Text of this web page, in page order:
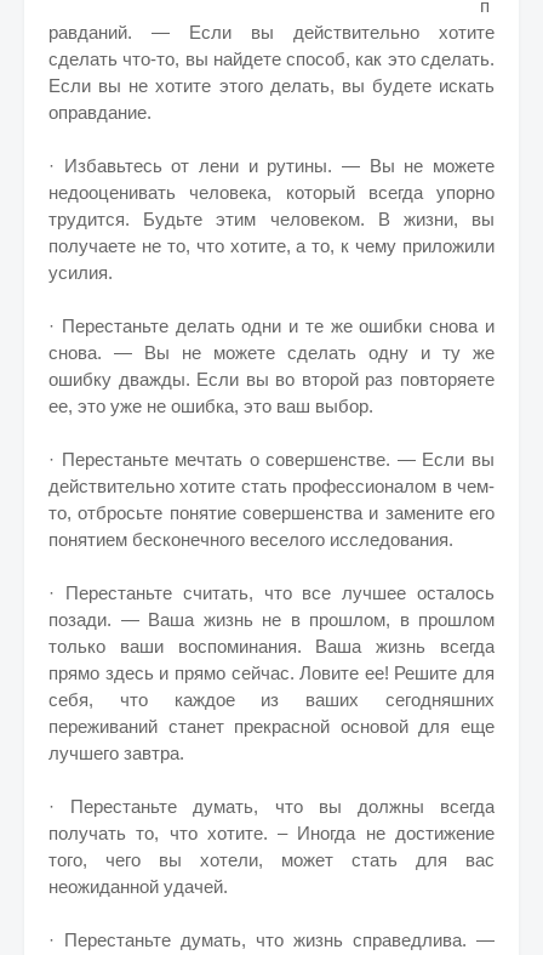
п
равданий. — Если вы действительно хотите
сделать что-то, вы найдете способ, как это сделать.
Если вы не хотите этого делать, вы будете искать
оправдание.
· Избавьтесь от лени и рутины. — Вы не можете
недооценивать человека, который всегда упорно
трудится. Будьте этим человеком. В жизни, вы
получаете не то, что хотите, а то, к чему приложили
усилия.
· Перестаньте делать одни и те же ошибки снова и
снова. — Вы не можете сделать одну и ту же
ошибку дважды. Если вы во второй раз повторяете
ее, это уже не ошибка, это ваш выбор.
· Перестаньте мечтать о совершенстве. — Если вы
действительно хотите стать профессионалом в чем-
то, отбросьте понятие совершенства и замените его
понятием бесконечного веселого исследования.
· Перестаньте считать, что все лучшее осталось
позади. — Ваша жизнь не в прошлом, в прошлом
только ваши воспоминания. Ваша жизнь всегда
прямо здесь и прямо сейчас. Ловите ее! Решите для
себя, что каждое из ваших сегодняшних
переживаний станет прекрасной основой для еще
лучшего завтра.
· Перестаньте думать, что вы должны всегда
получать то, что хотите. – Иногда не достижение
того, чего вы хотели, может стать для вас
неожиданной удачей.
· Перестаньте думать, что жизнь справедлива. —